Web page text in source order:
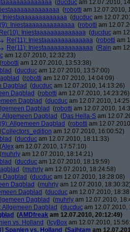
(ducduc am 12.07.2010,
(robotti am 12.07.2010,
Iniestaaaaaaaaaaaaaa (ducduc am
Iniestaaaaaaaaaaaaaa (robotti am
Re(10): Iniestaaaaaaaaaaaaaa (ducduc am
Re(11): Iniestaaaaaaaaaaaaaa (robotti am
Re(11): Iniestaaaaaaaaaaaaaa (Rain am
am 12.07.2010, 12:32:23)
(robotti am 12.07.2010, 13:53:38)
(ducduc am 12.07.2010, 13:57:00)
(robotti am 12.07.2010, 14:04:09)
Dagblad (ducduc am 12.07.2010, 14:13:26)
Dagblad (robotti am 12.07.2010, 14:23:26)
Dagblad (ducduc am 12.07.2010,
Dagblad (robotti am 12.07.2010,
Allgemeen Dagblad (Das Hella-S am
Allgemeen Dagblad (robotti am
(Collectors_edition am 12.07.2010, 16:00:52)
(ducduc am 12.07.2010, 18:11:33)
(Alex am 12.07.2010, 17:57:10)
(muhrly am 12.07.2010, 18:14:21)
(ducduc am 12.07.2010, 18:19:59)
(muhrly am 12.07.2010, 18:24:58)
Dagblad (ducduc am 12.07.2010, 18:28:08)
Dagblad (muhrly am 12.07.2010,
Dagblad (ducduc am 12.07.2010,
Dagblad (muhrly am 12.07.2010,
Allgemeen Dagblad (ducduc am 12.07.2010,
(AMDfreak am 12.07.2010, 20:12:49)
vs. Holland ( IcyBox am 12.07.2010,
Spanien vs. Holland (Sajhtam am